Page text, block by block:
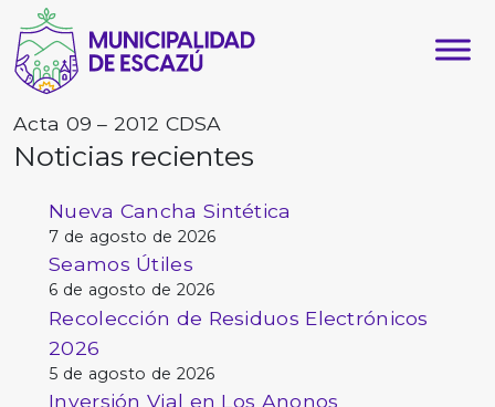
Acta 09 – 2012 CDSA
Noticias recientes
Nueva Cancha Sintética
7 de agosto de 2026
Seamos Útiles
6 de agosto de 2026
Recolección de Residuos Electrónicos
2026
5 de agosto de 2026
Inversión Vial en Los Anonos